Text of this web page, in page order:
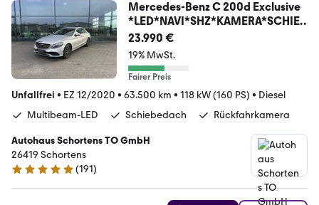
Mercedes-Benz C 200d Exclusive
*LED*NAVI*SHZ*KAMERA*SCHIEB
EDA*
23.990 €
19% MwSt.
Fairer Preis
Unfallfrei • EZ 12/2020 • 63.500 km • 118 kW (160 PS) • Diesel
Multibeam-LED
Schiebedach Rückfahrkamera
Autohaus Schortens TO GmbH
26419 Schortens
5 Sterne
(191)